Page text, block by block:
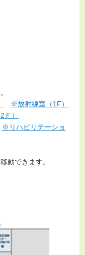
※放射線室（1F）
）
※リハビリテーショ
動できます。